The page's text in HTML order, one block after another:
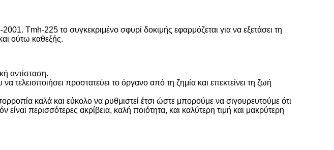
Tmh-225 το συγκεκριμένο σφυρί δοκιμής εφαρμόζεται για να εξετάσει τη
ούτω καθεξής.
αντίσταση.
τελειοποιήσει προστατεύει το όργανο από τη ζημία και επεκτείνει τη ζωή
καλά και εύκολο να ρυθμιστεί έτσι ώστε μπορούμε να σιγουρευτούμε ότι
περισσότερες ακρίβεια, καλή ποιότητα, και καλύτερη τιμή και μακρύτερη